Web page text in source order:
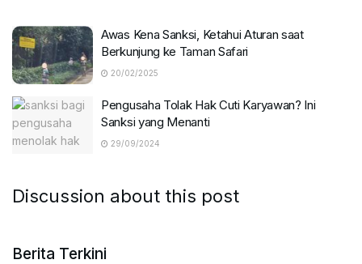
Awas Kena Sanksi, Ketahui Aturan saat
Berkunjung ke Taman Safari
20/02/2025
Pengusaha Tolak Hak Cuti Karyawan? Ini
Sanksi yang Menanti
29/09/2024
Discussion about this post
Berita Terkini